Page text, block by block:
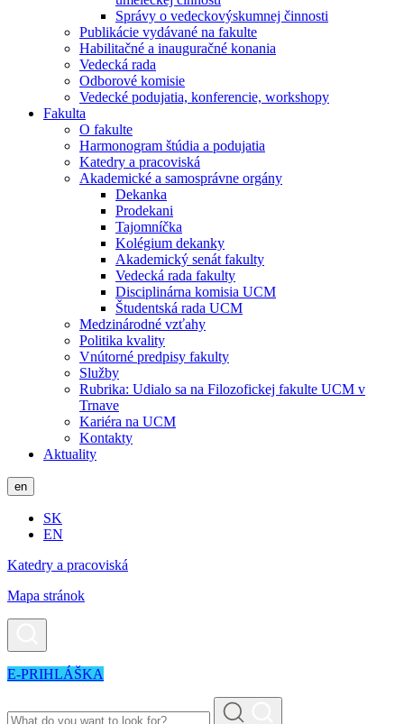
Správy o vedeckovýskumnej činnosti
Publikácie vydávané na fakulte
Habilitačné a inauguračné konania
Vedecká rada
Odborové komisie
Vedecké podujatia, konferencie, workshopy
Fakulta
O fakulte
Harmonogram štúdia a podujatia
Katedry a pracoviská
Akademické a samosprávne orgány
Dekanka
Prodekani
Tajomníčka
Kolégium dekanky
Akademický senát fakulty
Vedecká rada fakulty
Disciplinárna komisia UCM
Študentská rada UCM
Medzinárodné vzťahy
Politika kvality
Vnútorné predpisy fakulty
Služby
Rubrika: Udialo sa na Filozofickej fakulte UCM v
Trnave
Kariéra na UCM
Kontakty
Aktuality
en
SK
EN
Katedry a pracoviská
Mapa stránok
E-PRIHLÁŠKA